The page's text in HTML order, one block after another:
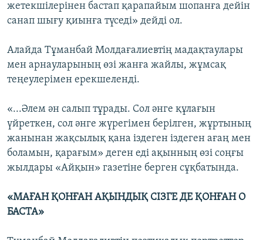
жетекшілерінен бастап қарапайым шопанға дейін
санап шығу қиынға түседі» дейді ол.
Алайда Тұманбай Молдағалиевтің мадақтаулары
мен арнауларының өзі жанға жайлы, жұмсақ
теңеулерімен ерекшеленді.
«...Әлем ән салып тұрады. Сол әнге құлағын
үйреткен, сол әнге жүрегімен берілген, жұртының
жанынан жақсылық қана іздеген іздеген ағаң мен
боламын, қарағым» деген еді ақынның өзі соңғы
жылдары «Айқын» газетіне берген сұқбатында.
«МАҒАН ҚОНҒАН АҚЫНДЫҚ СІЗГЕ ДЕ ҚОНҒАН О
БАСТА»